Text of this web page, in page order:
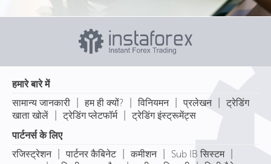
हमारे बारे में
सामान्य जानकारी
हम ही क्यों? विनियमन प्रलेखन
ट्रेडिंग
खाता खोलें
ट्रेडिंग प्लेटफॉर्म
ट्रेडिंग इंस्ट्रूमेंट्स
पार्टनर्स के लिए
रजिस्ट्रेशन
पार्टनर कैबिनेट कमीशन Sub IB सिस्टम